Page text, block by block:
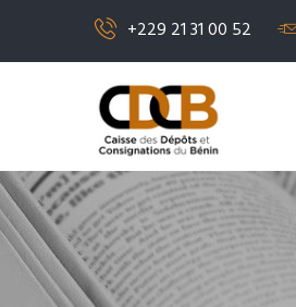
+229 21 31 00 52